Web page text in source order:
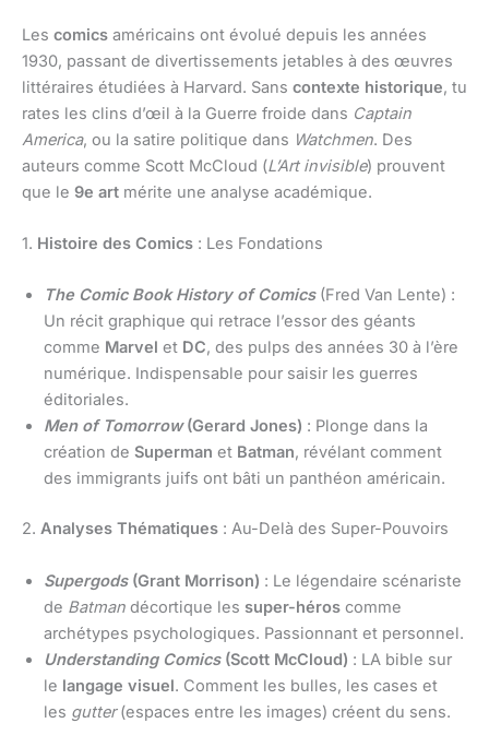
Les comics américains ont évolué depuis les années
1930, passant de divertissements jetables à des œuvres
littéraires étudiées à Harvard. Sans contexte historique, tu
rates les clins d’œil à la Guerre froide dans Captain
America, ou la satire politique dans Watchmen. Des
auteurs comme Scott McCloud (L’Art invisible) prouvent
que le 9e art mérite une analyse académique.
1. Histoire des Comics : Les Fondations
The Comic Book History of Comics(Fred Van Lente) :
Un récit graphique qui retrace l’essor des géants
comme Marvel et DC, des pulps des années 30 à l’ère
numérique. Indispensable pour saisir les guerres
éditoriales.
Men of Tomorrow(Gerard Jones) : Plonge dans la
création de Superman et Batman, révélant comment
des immigrants juifs ont bâti un panthéon américain.
2. Analyses Thématiques : Au-Delà des Super-Pouvoirs
Supergods(Grant Morrison) : Le légendaire scénariste
de Batman décortique les super-héros comme
archétypes psychologiques. Passionnant et personnel.
Understanding Comics(Scott McCloud) : LA bible sur
le langage visuel. Comment les bulles, les cases et
les gutter(espaces entre les images) créent du sens.